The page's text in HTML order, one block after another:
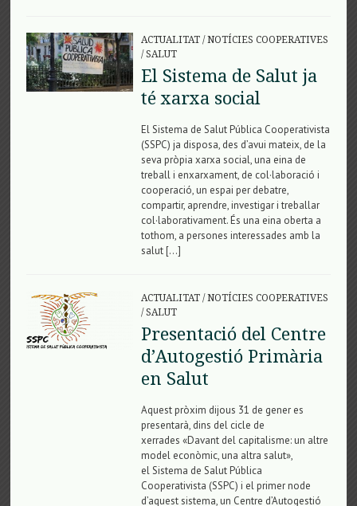
ACTUALITAT/NOTÍCIES COOPERATIVES
/SALUT
El Sistema de Salut ja
té xarxa social
El Sistema de Salut Pública Cooperativista
(SSPC) ja disposa, des d’avui mateix, de la
seva pròpia xarxa social, una eina de
treball i enxarxament, de col·laboració i
cooperació, un espai per debatre,
compartir, aprendre, investigar i treballar
col·laborativament. És una eina oberta a
tothom, a persones interessades amb la
salut […]
ACTUALITAT/NOTÍCIES COOPERATIVES
/SALUT
Presentació del Centre
d’Autogestió Primària
en Salut
Aquest pròxim dijous 31 de gener es
presentarà, dins del cicle de
xerrades «Davant del capitalisme: un altre
model econòmic, una altra salut»,
el Sistema de Salut Pública
Cooperativista (SSPC) i el primer node
d’aquest sistema, un Centre d’Autogestió